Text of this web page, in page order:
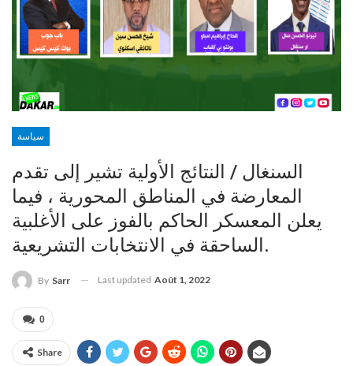
سياسة
السنغال / النتائج الأولية تشير إلى تقدم
المعارضة في المناطق المحورية ، فيما
يعلن المعسكر الحاكم بالفوز على الأغلبية
الساحقة في الانتخابات التشريعية.
By Sarr Last updated Août 1, 2022
0
Share